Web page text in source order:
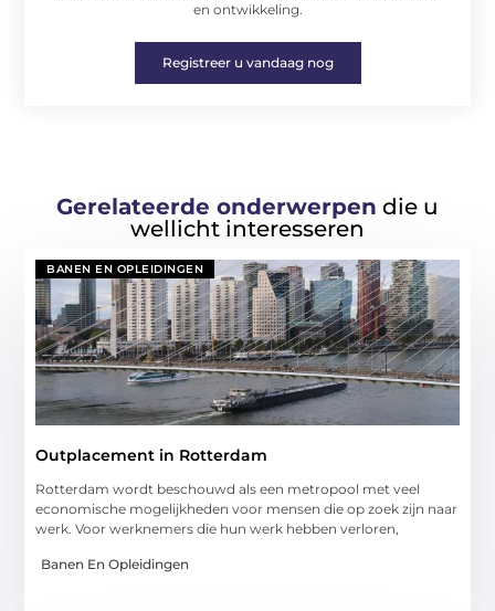
en ontwikkeling.
Registreer u vandaag nog
Gerelateerde onderwerpen die u
wellicht interesseren
BANEN EN OPLEIDINGEN
Outplacement in Rotterdam
Rotterdam wordt beschouwd als een metropool met veel
economische mogelijkheden voor mensen die op zoek zijn naar
werk. Voor werknemers die hun werk hebben verloren,
Banen En Opleidingen